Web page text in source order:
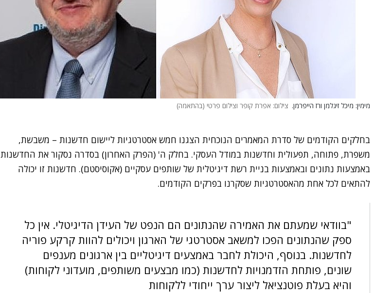
מימין: מיכל זיגלמן ורז הייפרמן. צילום: אפרת קופר וצילום פרטי (בהתאמה)
בחלקים הקודמים של סדרת המאמרים הנוכחית הצגנו חמש אסטרטגיות ליישום חדשנות – משבשת,
משפרת, פתוחה, תפעולית וחדשנות במודל העסקי. בחלק ה' (הפרק האחרון) בסדרה נסקור את החדשנות
באמצעות נתונים ובאמצעות בניית רשת דיגיטלית של שותפים עסקיים (אקוסיסטם). חדשנות זו יכולה
להתאים לכל אחת מהאסטרטגיות שסקרנו בפרקים הקודמים.
"בוודאי שמעתם את האמירה שהנתונים הם הנפט של העידן הדיגיטלי. אין כל
ספק שהנתונים הפכו למשאב אסטרטגי של הארגון ויכולים להוות קרקע פוריה
לחדשנות. בנוסף, היכולת לחבר באמצעים דיגיטליים בין ארגונים מענפים
שונים, פותחת הזדמנויות לחדשנות (כמו מבצעים משותפים, מועדוני לקוחות)
והיא בעלת פוטנציאל ליצור ערך ייחודי ללקוחות